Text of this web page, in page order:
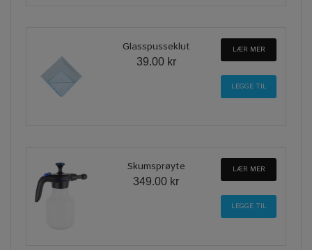
Glasspusseklut
39.00 kr
LÆR MER
Skumsprøyte
349.00 kr
LÆR MER